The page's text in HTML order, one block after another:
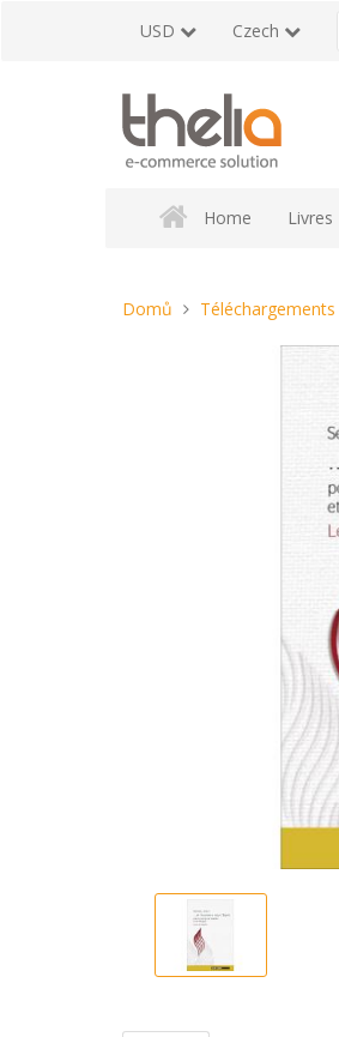
USD Czech
Home Livres
Nacházíte
Domů Téléchargements